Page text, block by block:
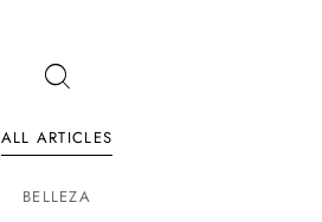
ALL ARTICLES
BELLEZA